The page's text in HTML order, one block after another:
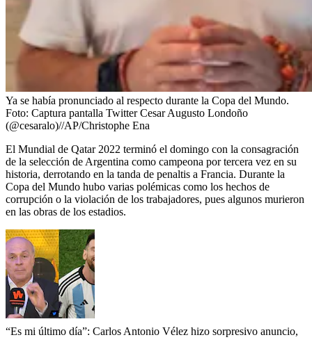
Ya se había pronunciado al respecto durante la Copa del Mundo.
Foto: Captura pantalla Twitter Cesar Augusto Londoño
(@cesaralo)//AP/Christophe Ena
El Mundial de Qatar 2022 terminó el domingo con la consagración
de la selección de Argentina como campeona por tercera vez en su
historia, derrotando en la tanda de penaltis a Francia. Durante la
Copa del Mundo hubo varias polémicas como los hechos de
corrupción o la violación de los trabajadores, pues algunos murieron
en las obras de los estadios.
“Es mi último día”: Carlos Antonio Vélez hizo sorpresivo anuncio,